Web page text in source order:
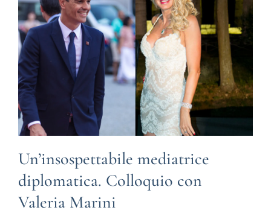
Un’insospettabile mediatrice
diplomatica. Colloquio con
Valeria Marini